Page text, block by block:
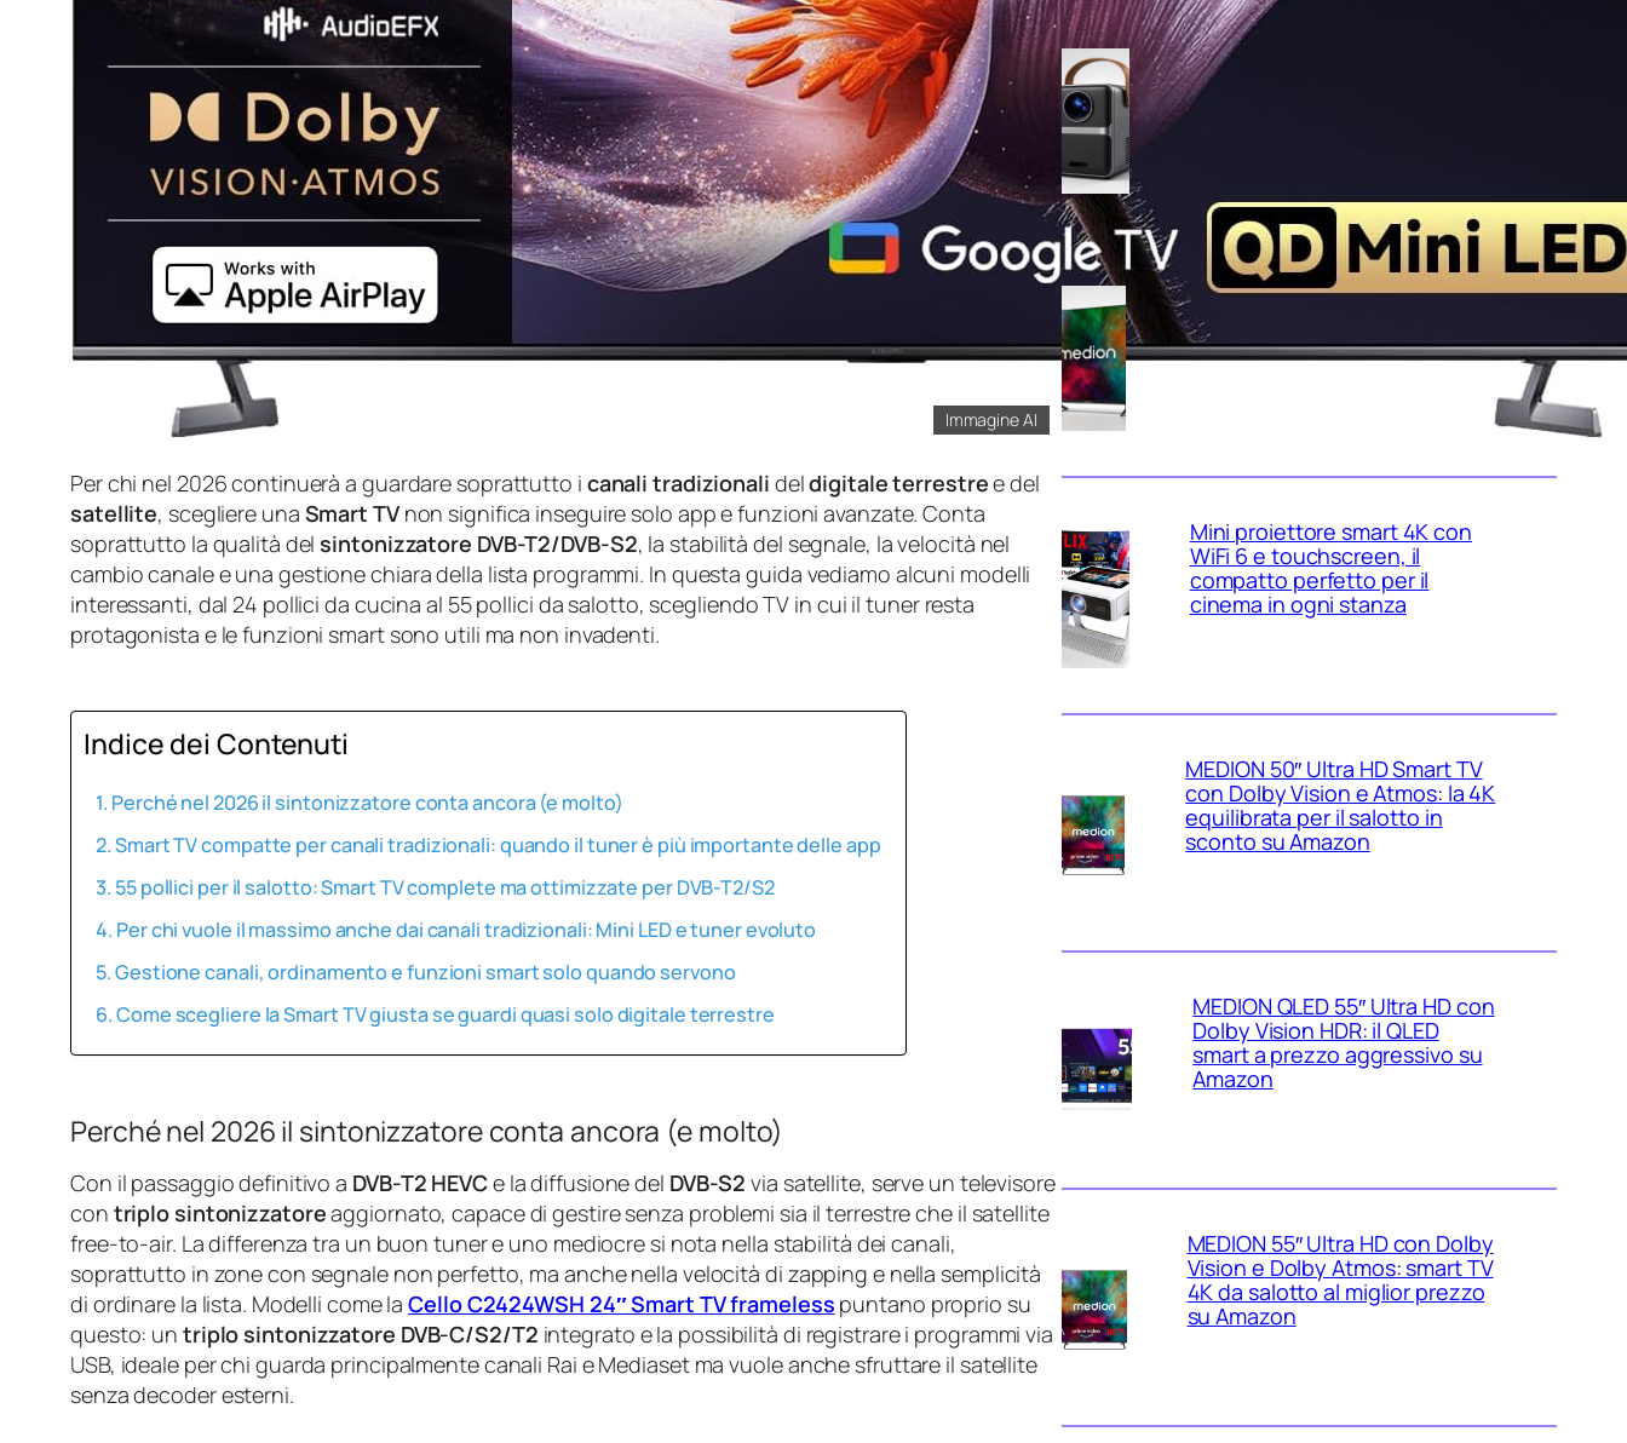
Immagine AI
Per chi nel 2026 continuerà a guardare soprattutto i canali tradizionali deldigitale terrestree del
satellite, scegliere una Smart TVnon significa inseguire solo app e funzioni avanzate. Conta
soprattutto la qualità delsintonizzatore DVB-T2/DVB-S2, la stabilità del segnale, la velocità nel
cambio canale e una gestione chiara della lista programmi. In questa guida vediamo alcuni modelli
interessanti, dal 24 pollici da cucina al 55 pollici da salotto, scegliendo TV in cui il tuner resta
protagonista e le funzioni smart sono utili ma non invadenti.
Indice dei Contenuti
Perché nel 2026 il sintonizzatore conta ancora (e molto)
Smart TV compatte per canali tradizionali: quando il tuner è più importante delle app
55 pollici per il salotto: Smart TV complete ma ottimizzate per DVB-T2/S2
Per chi vuole il massimo anche dai canali tradizionali: Mini LED e tuner evoluto
Gestione canali, ordinamento e funzioni smart solo quando servono
Come scegliere la Smart TV giusta se guardi quasi solo digitale terrestre
Perché nel 2026 il sintonizzatore conta ancora (e molto)
Con il passaggio definitivo a DVB-T2 HEVCe la diffusione del DVB-S2 via satellite, serve un televisore
con triplo sintonizzatoreaggiornato, capace di gestire senza problemi sia il terrestre che il satellite
free-to-air. La differenza tra un buon tuner e uno mediocre si nota nella stabilità dei canali,
soprattutto in zone con segnale non perfetto, ma anche nella velocità di zapping e nella semplicità
di ordinare la lista. Modelli come laCello C2424WSH 24″ Smart TV frameless puntano proprio su
questo: un triplo sintonizzatore DVB-C/S2/T2 integrato e la possibilità di registrare i programmi via
USB, ideale per chi guarda principalmente canali Rai e Mediaset ma vuole anche sfruttare il satellite
senza decoder esterni.
WiMiUS proiettore portatile 4K
smart con Netflix ready, il mini
cinema tascabile in promo su
Medion 55″ QLED 4K
MD855701, smart TV completa
con Dolby Vision e app
integrate in offerta su Amazon
Mini proiettore smart 4K con
WiFi 6 e touchscreen, il
compatto perfetto per il
cinema in ogni stanza
MEDION 50″ Ultra HD Smart TV
con Dolby Vision e Atmos: la 4K
equilibrata per il salotto in
sconto su Amazon
MEDION QLED 55″ Ultra HD con
Dolby Vision HDR: il QLED
smart a prezzo aggressivo su
Amazon
MEDION 55″ Ultra HD con Dolby
Vision e Dolby Atmos: smart TV
4K da salotto al miglior prezzo
su Amazon